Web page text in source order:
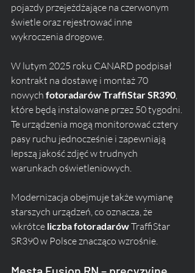
pojazdy przejeżdżające na czerwonym
świetle oraz rejestrować inne
wykroczenia drogowe.
W lutym 2025 roku CANARD podpisał
kontrakt na dostawę i montaż 70
nowych fotoradarów TraffiStar SR390,
które będą instalowane przez 50 tygodni.
Te urządzenia mogą monitorować cztery
pasy ruchu jednocześnie i zapewniają
lepszą jakość zdjęć w trudnych
warunkach oświetleniowych.
Modernizacja obejmuje także wymianę
starszych urządzeń, co oznacza, że
wkrótce liczba fotoradarów TraffiStar
SR390 w Polsce znacząco wzrośnie.